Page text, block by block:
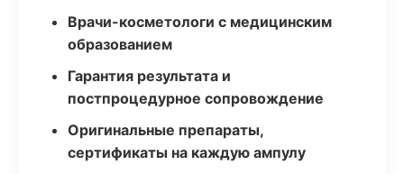
Врачи-косметологи с медицинским
образованием
Гарантия результата и
постпроцедурное сопровождение
Оригинальные препараты,
сертификаты на каждую ампулу